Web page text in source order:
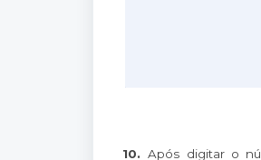
10.Após digitar o